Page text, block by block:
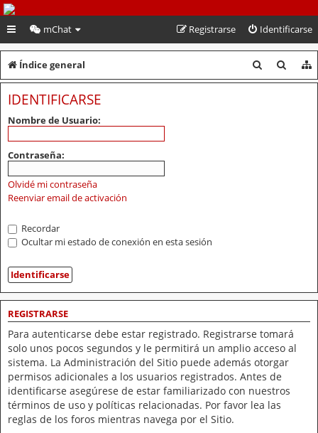
PeruVoley.com
mChat Identificarse
Registrarse
Índice general
u
u
IDENTIFICARSE
Nombre de Usuario:
Contraseña:
Olvidé mi contraseña
Reenviar email de activación
Recordar
Ocultar mi estado de conexión en esta sesión
REGISTRARSE
Para autenticarse debe estar registrado. Registrarse tomará
solo unos pocos segundos y le permitirá un amplio acceso al
sistema. La Administración del Sitio puede además otorgar
permisos adicionales a los usuarios registrados. Antes de
identificarse asegúrese de estar familiarizado con nuestros
términos de uso y políticas relacionadas. Por favor lea las
reglas de los foros mientras navega por el Sitio.